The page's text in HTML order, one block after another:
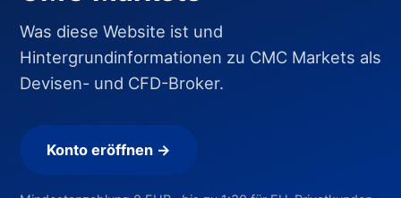
Was diese Website ist und
Hintergrundinformationen zu CMC Markets als
Devisen- und CFD-Broker.
Konto eröffnen →